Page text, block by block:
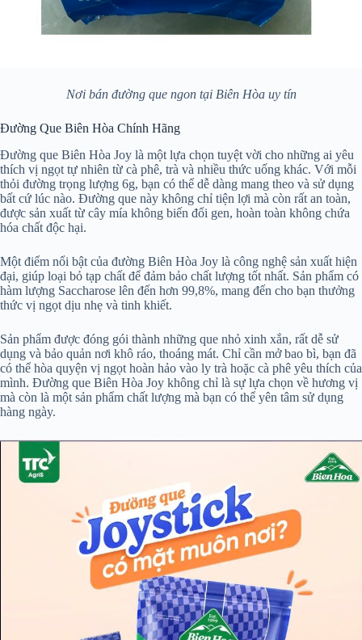
Nơi bán đường que ngon tại Biên Hòa uy tín
Đường Que Biên Hòa Chính Hãng
Đường que Biên Hòa Joy là một lựa chọn tuyệt vời cho những ai yêu
thích vị ngọt tự nhiên từ cà phê, trà và nhiều thức uống khác. Với mỗi
thỏi đường trọng lượng 6g, bạn có thể dễ dàng mang theo và sử dụng
bất cứ lúc nào. Đường que này không chỉ tiện lợi mà còn rất an toàn,
được sản xuất từ cây mía không biến đổi gen, hoàn toàn không chứa
hóa chất độc hại.
Một điểm nổi bật của đường Biên Hòa Joy là công nghệ sản xuất hiện
đại, giúp loại bỏ tạp chất để đảm bảo chất lượng tốt nhất. Sản phẩm có
hàm lượng Saccharose lên đến hơn 99,8%, mang đến cho bạn thưởng
thức vị ngọt dịu nhẹ và tinh khiết.
Sản phẩm được đóng gói thành những que nhỏ xinh xắn, rất dễ sử
dụng và bảo quản nơi khô ráo, thoáng mát. Chỉ cần mở bao bì, bạn đã
có thể hòa quyện vị ngọt hoàn hảo vào ly trà hoặc cà phê yêu thích của
mình. Đường que Biên Hòa Joy không chỉ là sự lựa chọn về hương vị
mà còn là một sản phẩm chất lượng mà bạn có thể yên tâm sử dụng
hàng ngày.